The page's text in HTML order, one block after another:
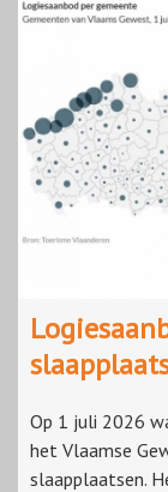
Op 1 juli 2026
het Vlaamse
slaapplaatsen.